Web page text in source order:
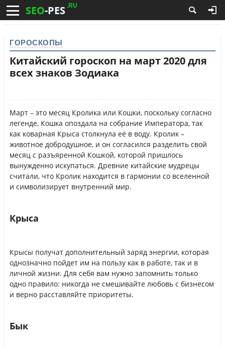
SEO-PES .RU
ГОРОСКОПЫ
Китайский гороскоп на март 2020 для
всех знаков Зодиака
Март – это месяц Кролика или Кошки, поскольку согласно
легенде, Кошка опоздала на собрание Императора, так
как коварная Крыса столкнула её в воду. Кролик –
животное добродушное, и он согласился разделить свой
месяц с разъяренной Кошкой, которой пришлось
вынужденно искупаться. Древние китайские мудрецы
считали, что Кролик находится в гармонии со вселенной
и символизирует внутренний мир.
Крыса
Крысы получат дополнительный заряд энергии, которая
однозначно пойдет им на пользу как в работе, так и в
личной жизни. Для себя вам нужно запомнить только
одно правило: никогда не смешивайте любовь с бизнесом
и верно расставляйте приоритеты.
Бык